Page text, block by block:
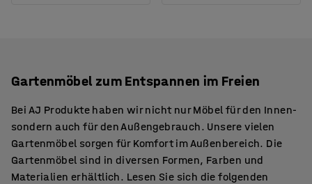
Gartenmöbel zum Entspannen im Freien
Bei AJ Produkte haben wir nicht nur Möbel für den Innen-
sondern auch für den Außengebrauch. Unsere vielen
Gartenmöbel sorgen für Komfort im Außenbereich. Die
Gartenmöbel sind in diversen Formen, Farben und
Materialien erhältlich. Lesen Sie sich die folgenden